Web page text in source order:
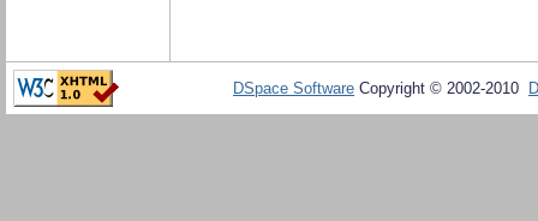
DSpace Software Copyright © 2002-2010